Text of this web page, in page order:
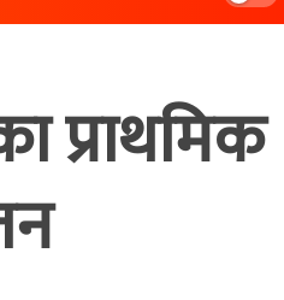
प्राथमिक